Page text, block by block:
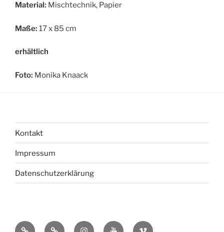
Material: Mischtechnik, Papier
Maße: 17 x 85 cm
erhältlich
Foto: Monika Knaack
Kontakt
Impressum
Datenschutzerklärung
bsky MastadonInstagramYou Vimeo